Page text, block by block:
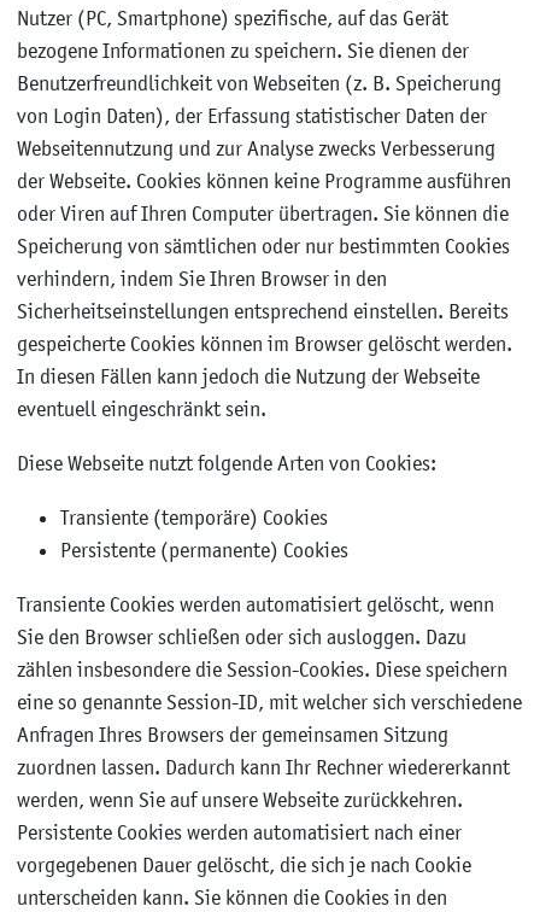
Nutzer (PC, Smartphone) spezifische, auf das Gerät
bezogene Informationen zu speichern. Sie dienen der
Benutzerfreundlichkeit von Webseiten (z. B. Speicherung
von Login Daten), der Erfassung statistischer Daten der
Webseitennutzung und zur Analyse zwecks Verbesserung
der Webseite. Cookies können keine Programme ausführen
oder Viren auf Ihren Computer übertragen. Sie können die
Speicherung von sämtlichen oder nur bestimmten Cookies
verhindern, indem Sie Ihren Browser in den
Sicherheitseinstellungen entsprechend einstellen. Bereits
gespeicherte Cookies können im Browser gelöscht werden.
In diesen Fällen kann jedoch die Nutzung der Webseite
eventuell eingeschränkt sein.
Diese Webseite nutzt folgende Arten von Cookies:
Transiente (temporäre) Cookies
Persistente (permanente) Cookies
Transiente Cookies werden automatisiert gelöscht, wenn
Sie den Browser schließen oder sich ausloggen. Dazu
zählen insbesondere die Session-Cookies. Diese speichern
eine so genannte Session-ID, mit welcher sich verschiedene
Anfragen Ihres Browsers der gemeinsamen Sitzung
zuordnen lassen. Dadurch kann Ihr Rechner wiedererkannt
werden, wenn Sie auf unsere Webseite zurückkehren.
Persistente Cookies werden automatisiert nach einer
vorgegebenen Dauer gelöscht, die sich je nach Cookie
unterscheiden kann. Sie können die Cookies in den